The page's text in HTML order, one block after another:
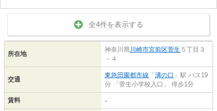
全4件を表示する
所在地
神奈川県川崎市宮前区菅生 ５丁目３
－４
交通
東急田園都市線 「 溝の口 」駅 バス19
分 「菅生小学校入口」 停歩1分
賃料 -